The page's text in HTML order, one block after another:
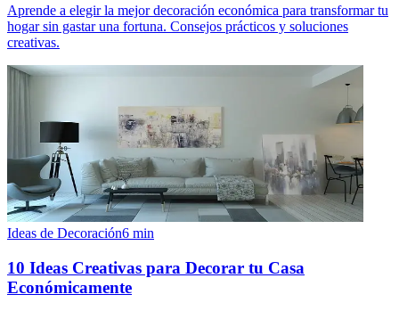
Aprende a elegir la mejor decoración económica para transformar tu
hogar sin gastar una fortuna. Consejos prácticos y soluciones
creativas.
Ideas de Decoración6 min
10 Ideas Creativas para Decorar tu Casa
Económicamente